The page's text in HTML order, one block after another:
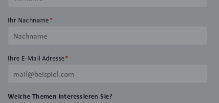
Ihr Nachname*
Ihre E-Mail Adresse*
Welche Themen interessieren Sie?